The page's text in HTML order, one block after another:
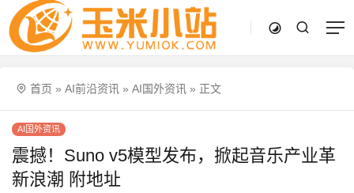
首页 » AI前沿资讯 » AI国外资讯 » 正文
AI国外资讯
震撼！Suno v5模型发布，掀起音乐产业革
新浪潮 附地址